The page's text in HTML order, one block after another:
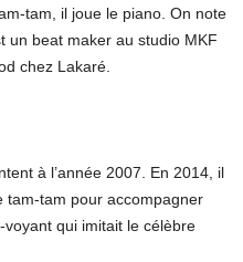
tam, il joue le piano. On note
un beat maker au studio MKF
chez Lakaré.
à l’année 2007. En 2014, il
tam-tam pour accompagner
qui imitait le célèbre